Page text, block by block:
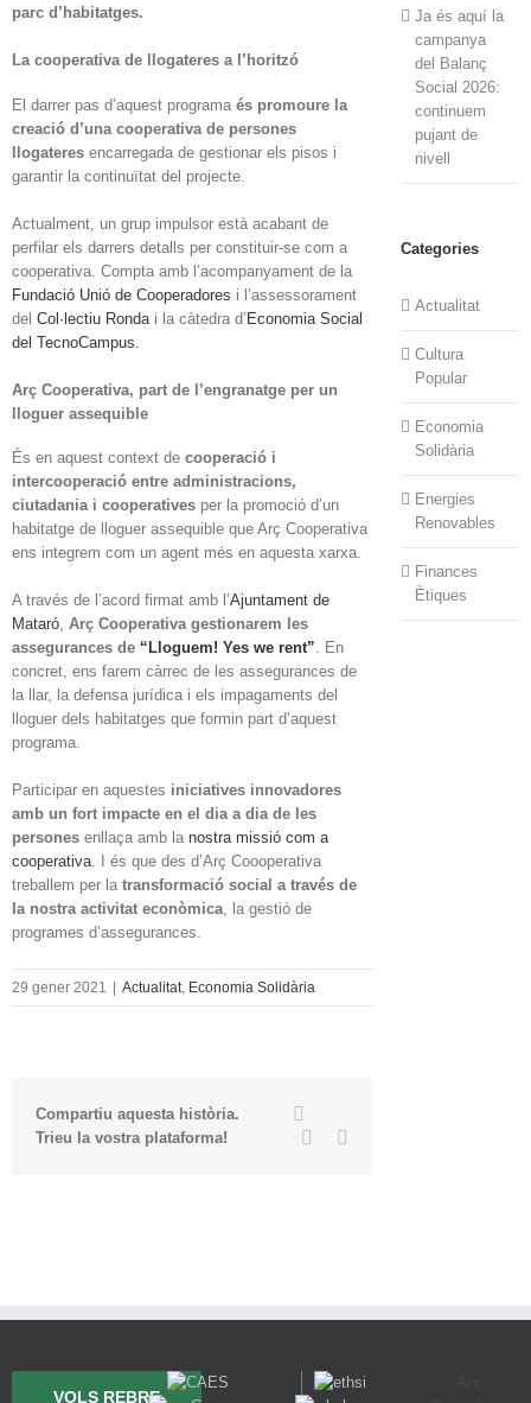
parc d’habitatges.
La cooperativa de llogateres a l’horitzó
El darrer pas d’aquest programa és promoure la
creació d’una cooperativa de persones
llogateres encarregada de gestionar els pisos i
garantir la continuïtat del projecte.
Actualment, un grup impulsor està acabant de
perfilar els darrers detalls per constituir-se com a
cooperativa. Compta amb l’acompanyament de la
Fundació Unió de Cooperadores i l’assessorament
del Col·lectiu Ronda i la càtedra d’Economia Social
del TecnoCampus.
Arç Cooperativa, part de l’engranatge per un
lloguer assequible
És en aquest context de cooperació i
intercooperació entre administracions,
ciutadania i cooperatives per la promoció d’un
habitatge de lloguer assequible que Arç Cooperativa
ens integrem com un agent més en aquesta xarxa.
A través de l’acord firmat amb l’Ajuntament de
Mataró Arç Cooperativa gestionarem les
assegurances de “Lloguem! Yes we rent” . En
concret, ens farem càrrec de les assegurances de
la llar, la defensa jurídica i els impagaments del
lloguer dels habitatges que formin part d’aquest
programa.
Participar en aquestes iniciatives innovadores
amb un fort impacte en el dia a dia de les
persones enllaça amb la nostra missió com a
cooperativa . I és que des d’Arç Coooperativa
treballem per la transformació social a través de
la nostra activitat econòmica , la gestió de
programes d’assegurances.
29 gener 2021 | Actualitat, Economia Solidària
Compartiu aquesta història.
Trieu la vostra plataforma!
Linkedin
Ja és aquí la
campanya
del Balanç
Social 2026:
continuem
pujant de
nivell
Categories
Actualitat
Cultura
Popular
Economia
Solidària
Energies
Renovables
Finances
Ètiques
VOLS REBRE